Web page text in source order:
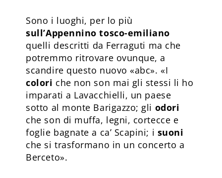
Sono i luoghi, per lo più
sull’Appennino tosco-emiliano
quelli descritti da Ferraguti ma che
potremmo ritrovare ovunque, a
scandire questo nuovo «abc». «I
colori che non son mai gli stessi li ho
imparati a Lavacchielli, un paese
sotto al monte Barigazzo; gli odori
che son di muffa, legni, cortecce e
foglie bagnate a ca’ Scapini; i suoni
che si trasformano in un concerto a
Berceto».